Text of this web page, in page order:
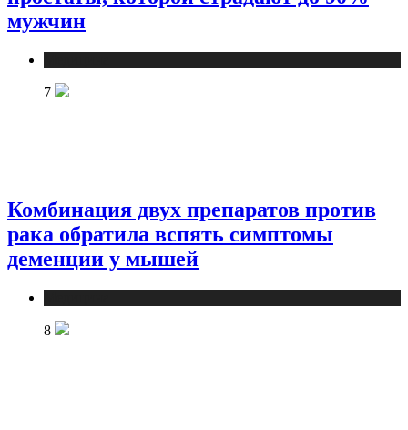
мужчин
7
Комбинация двух препаратов против
рака обратила вспять симптомы
деменции у мышей
8